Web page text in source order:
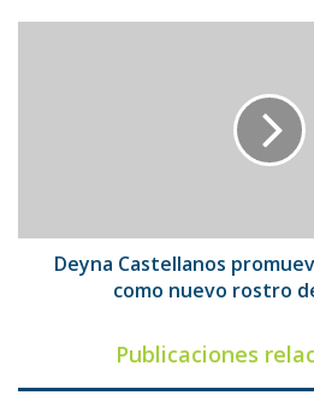
de
Bancamiga
Deyna Castellanos
como nuevo rostro
Publicaciones